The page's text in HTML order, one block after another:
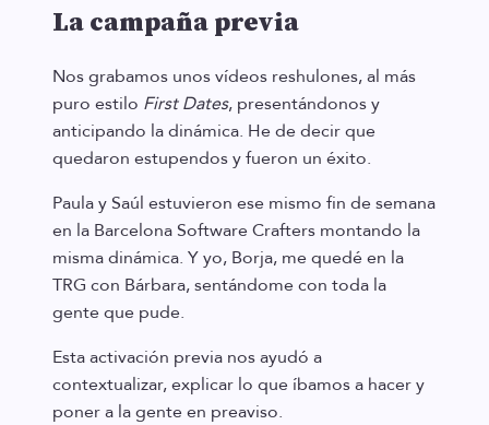
La campaña previa
Nos grabamos unos vídeos reshulones, al más
puro estilo First Dates, presentándonos y
anticipando la dinámica. He de decir que
quedaron estupendos y fueron un éxito.
Paula y Saúl estuvieron ese mismo fin de semana
en la Barcelona Software Crafters montando la
misma dinámica. Y yo, Borja, me quedé en la
TRG con Bárbara, sentándome con toda la
gente que pude.
Esta activación previa nos ayudó a
contextualizar, explicar lo que íbamos a hacer y
poner a la gente en preaviso.